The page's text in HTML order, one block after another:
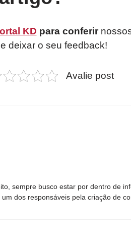
KD para conferir
deixar o seu feedback!
Avalie post
sempre busco estar por dentro de
dos responsáveis pela criação de